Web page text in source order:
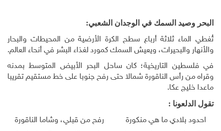
البحر وصيد السمك في الوجدان الشعبي:
تُغطي الماء ثلاثة أرباع سطح الكرة الأرضية من المحيطات والبحار
والأنهار والبحيرات، ويعيش السمك كمورد لغذاء البشر في أنحاء العالم.
في فلسطين التاريخية؛ كان ساحل البحر الأبيض المتوسط بمدنه
وقراه من رأس الناقورة شمالا حتى رفح جنوبا على خط مستقيم تقريبا
ماعدا خليج عكا.
تقول الدلعونا :
احدود بلادي ما هي منكورة رفح من قبلي، وشاما الناقورة